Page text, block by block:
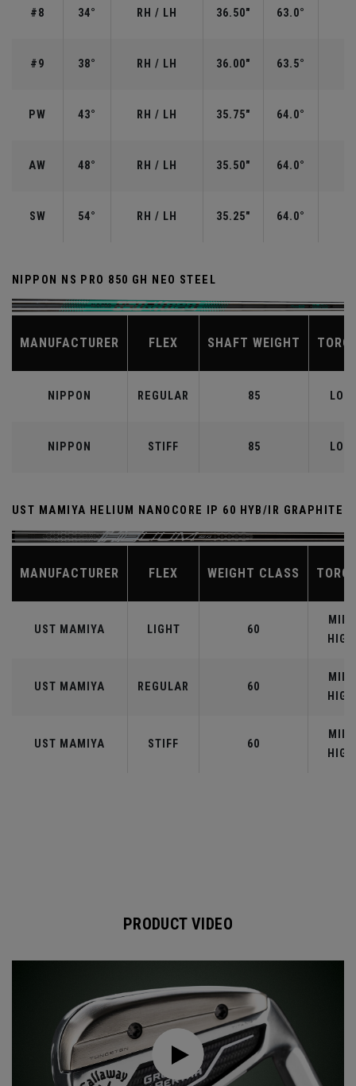
#8 34° RH / LH 36.50" 63.0°
#9 38° RH / LH 36.00" 63.5°
PW 43° RH / LH 35.75" 64.0°
AW 48° RH / LH 35.50" 64.0°
SW 54° RH / LH 35.25" 64.0°
NIPPON NS PRO 850 GH NEO STEEL
MANUFACTURER FLEX SHAFT WEIGHT
NIPPON REGULAR 85 LOW
NIPPON STIFF 85 LOW
UST MAMIYA HELIUM NANOCORE IP 60 HYB/IR GRAPHITE
MANUFACTURER FLEX WEIGHT CLASS
UST MAMIYA LIGHT 60
MID-
HIGH
UST MAMIYA REGULAR 60
MID-
HIGH
UST MAMIYA STIFF 60
MID-
HIGH
PRODUCT VIDEO